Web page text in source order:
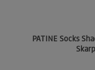
PATINE Socks